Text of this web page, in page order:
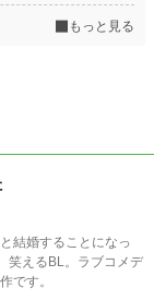
もっと見る
結婚することになっ
笑えるBL。ラブコメデ
です。